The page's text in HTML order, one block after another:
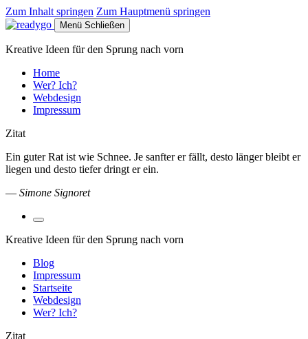
Zum Inhalt springen Zum Hauptmenü springen
Menü Schließen
Kreative Ideen für den Sprung nach vorn
Home
Wer? Ich?
Webdesign
Impressum
Zitat
Ein guter Rat ist wie Schnee. Je sanfter er fällt, desto länger bleibt er
liegen und desto tiefer dringt er ein.
— Simone Signoret
Suchfeld
umschalten
Kreative Ideen für den Sprung nach vorn
Blog
Impressum
Startseite
Webdesign
Wer? Ich?
Zitat